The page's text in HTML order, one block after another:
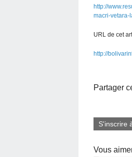
http://
macri-vetara-
URL de cet
http://
Partager
S'inscrire
Vous